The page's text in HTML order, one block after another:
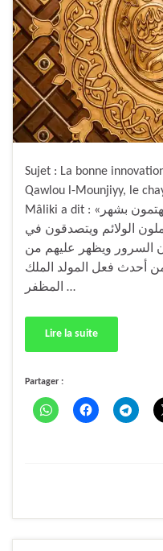
Sujet : La bonne
Qawlou l-Mounjiyy, le
Mâliki a dit : «ولا زال أهل الإسلام يحتفلون ويهتمون بشهر
الولائم ويتصدقون في
السرور ويظهر عليهم من
أحدث فعل المولد الملك
المظفر …
Lire la suite
Partager :